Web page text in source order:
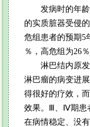
发病时的年龄
的实质脏器受侵
危组患者的预期5
％，高危组为26
淋巴结内原发
淋巴瘤的病变进
得很好的疗效，
效果。Ⅲ、Ⅳ期患
在病情稳定、没